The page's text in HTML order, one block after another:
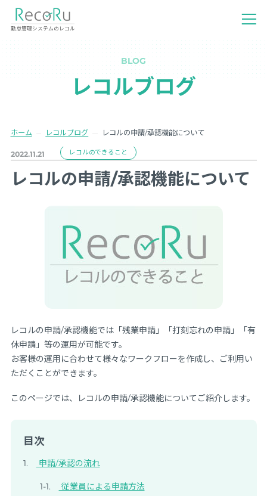
勤怠管理システムのレコル
BLOG
レコルブログ
ホーム レコルブログ レコルの申請/承認機能について
2022.11.21 レコルのできること
レコルの申請/承認機能について
レコルの申請/承認機能では「残業申請」「打刻忘れの申請」「有
休申請」等の運用が可能です。
お客様の運用に合わせて様々なワークフローを作成し、ご利用い
ただくことができます。
このページでは、レコルの申請/承認機能についてご紹介します。
目次
申請/承認の流れ
従業員による申請方法